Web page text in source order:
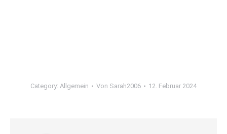
Category: Allgemein Von Sarah2006 12. Februar 2024